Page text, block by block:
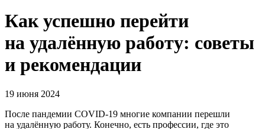
Как успешно перейти
на удалённую работу: советы
и рекомендации
19 июня 2024
После пандемии COVID-19 многие компании перешли
на удалённую работу. Конечно, есть профессии, где это